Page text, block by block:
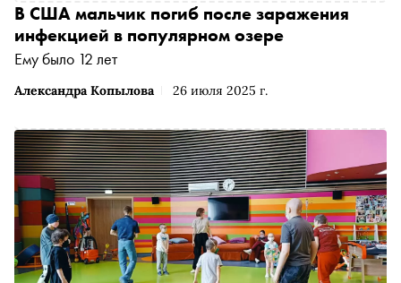
Александра Копылова 26 июля 2025 г.
В США мальчик погиб после заражения
инфекцией в популярном озере
Ему было 12 лет